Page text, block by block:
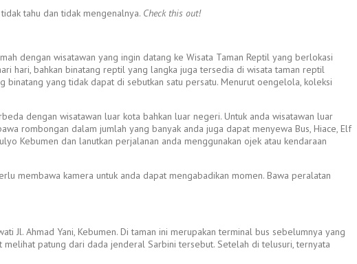
tahu dan tidak mengenalnya. Check this out!
dengan wisatawan yang ingin datang ke Wisata Taman Reptil yang berlokasi
hari, bahkan binatang reptil yang langka juga tersedia di wisata taman reptil
binatang yang tidak dapat di sebutkan satu persatu. Menurut oengelola, koleksi
dengan wisatawan luar kota bahkan luar negeri. Untuk anda wisatawan luar
rombongan dalam jumlah yang banyak anda juga dapat menyewa Bus, Hiace, Elf
Kebumen dan lanutkan perjalanan anda menggunakan ojek atau kendaraan
membawa kamera untuk anda dapat mengabadikan momen. Bawa peralatan
Jl. Ahmad Yani, Kebumen. Di taman ini merupakan terminal bus sebelumnya yang
patung dari dada jenderal Sarbini tersebut. Setelah di telusuri, ternyata